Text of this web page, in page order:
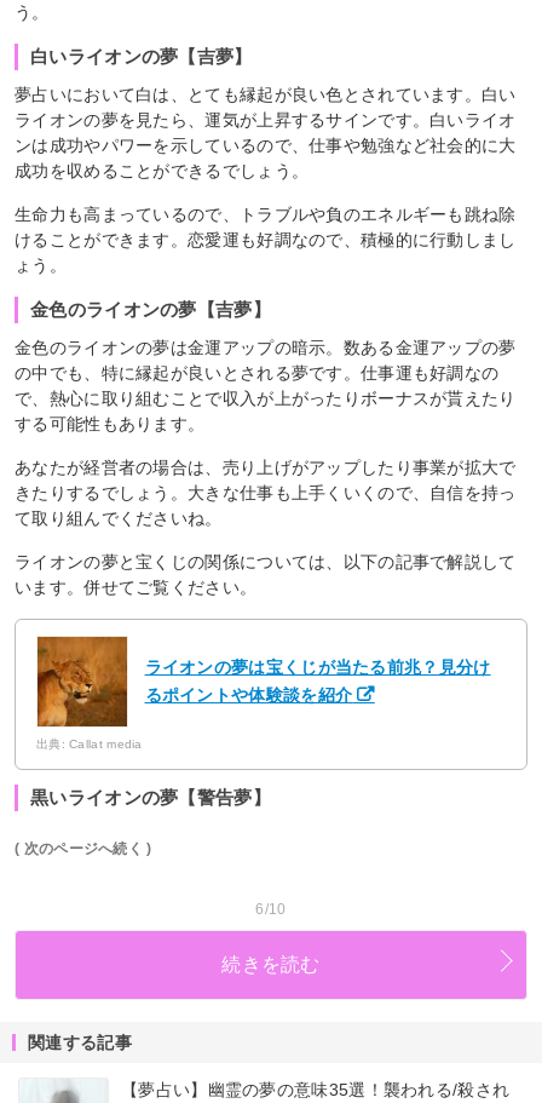
う。
白いライオンの夢【吉夢】
夢占いにおいて白は、とても縁起が良い色とされています。白い
ライオンの夢を見たら、運気が上昇するサインです。白いライオ
ンは成功やパワーを示しているので、仕事や勉強など社会的に大
成功を収めることができるでしょう。
生命力も高まっているので、トラブルや負のエネルギーも跳ね除
けることができます。恋愛運も好調なので、積極的に行動しまし
ょう。
金色のライオンの夢【吉夢】
金色のライオンの夢は金運アップの暗示。数ある金運アップの夢
の中でも、特に縁起が良いとされる夢です。仕事運も好調なの
で、熱心に取り組むことで収入が上がったりボーナスが貰えたり
する可能性もあります。
あなたが経営者の場合は、売り上げがアップしたり事業が拡大で
きたりするでしょう。大きな仕事も上手くいくので、自信を持っ
て取り組んでくださいね。
ライオンの夢と宝くじの関係については、以下の記事で解説して
います。併せてご覧ください。
ライオンの夢は宝くじが当たる前兆？見分け
るポイントや体験談を紹介
出典: Callat media
黒いライオンの夢【警告夢】
( 次のページへ続く )
6/10
続きを読む
関連する記事
【夢占い】幽霊の夢の意味35選！襲われる/殺され